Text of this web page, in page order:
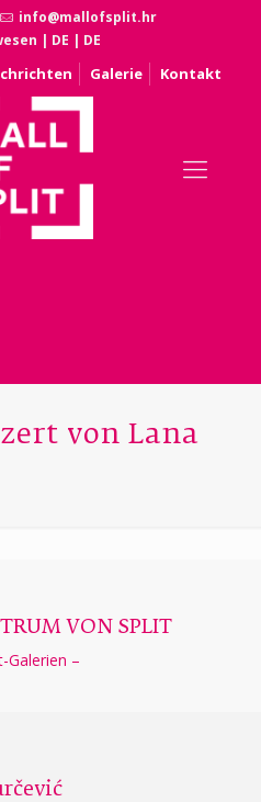
info@mallofsplit.hr
| DE | DE
Galerie Kontakt
von Lana
VON SPLIT
Galerien –